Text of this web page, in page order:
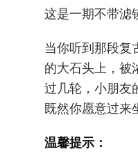
这是一期不带滤
当你听到那段复
的大石头上，被
过几轮，小朋
既然你愿意过来
温馨提示：